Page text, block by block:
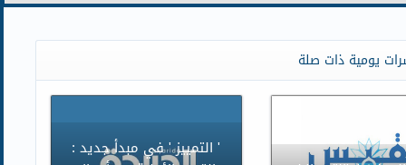
يومية ذات صلة
' التمييز ' في مبدأ جديد :